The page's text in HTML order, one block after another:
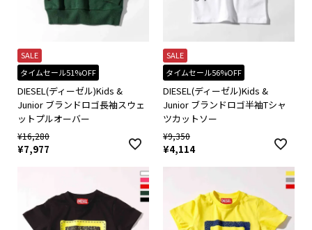
SALE
タイムセール51%OFF
DIESEL(ディーゼル)Kids &
Junior ブランドロゴ長袖スウェ
ットプルオーバー
¥16,280
¥7,977
SALE
タイムセール56%OFF
DIESEL(ディーゼル)Kids &
Junior ブランドロゴ半袖Tシャ
ツカットソー
¥9,350
¥4,114